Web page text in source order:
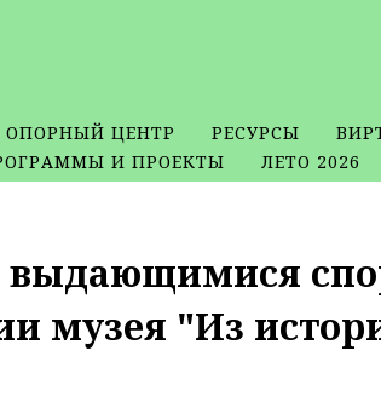
ОПОРНЫЙ ЦЕНТР РЕСУРСЫ
И ПРОЕКТЫ
ЛЕТО 2026
выдающимися
музея "Из